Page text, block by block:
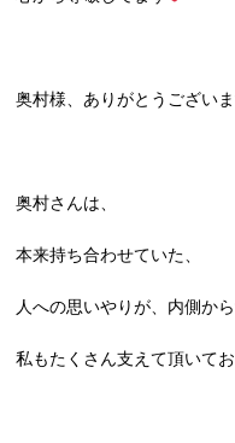
奥村様、ありがとうございま
奥村さんは、
本来持ち合わせていた、
人への思いやりが、内側か
私もたくさん支えて頂いてお